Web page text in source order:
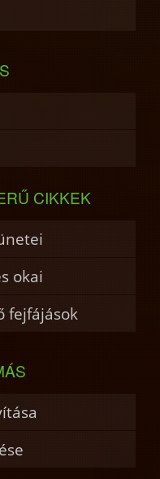
CIKKEK
okai
fejfájások